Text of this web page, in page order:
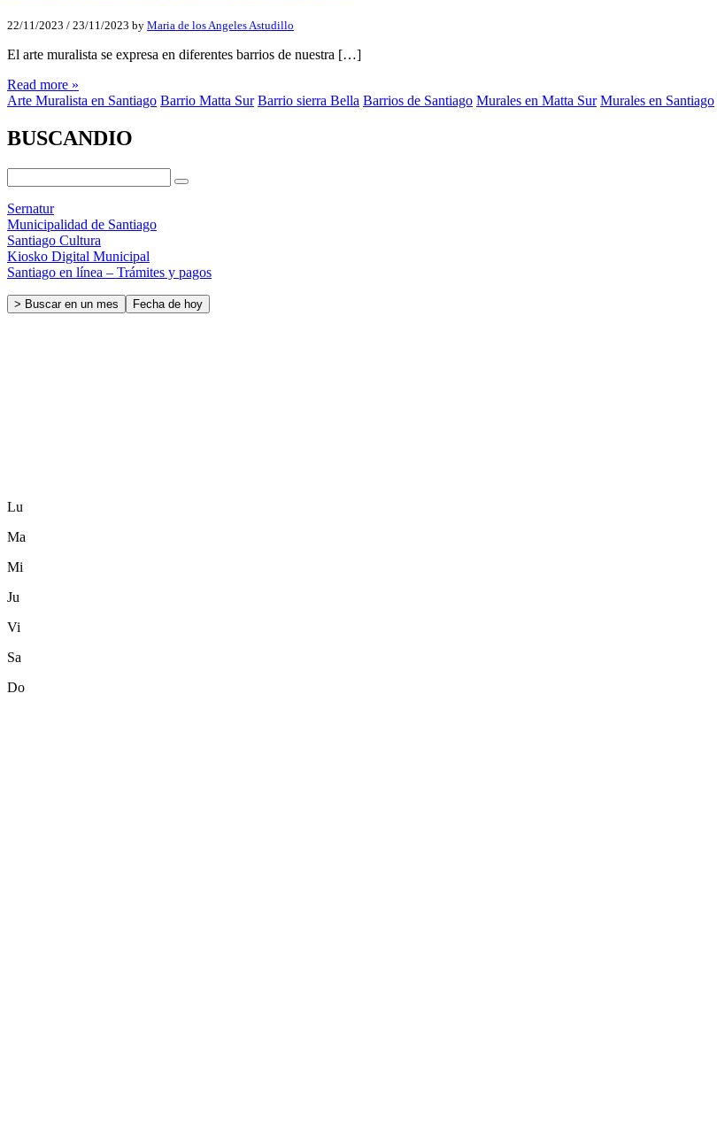
22/11/2023 / 23/11/2023 by Maria de los Angeles Astudillo
El arte muralista se expresa en diferentes barrios de nuestra […]
Read more »
Arte Muralista en Santiago Barrio Matta Sur Barrio sierra Bella Barrios de Santiago Murales en Matta Sur Murales en Santiago
BUSCANDIO
Sernatur
Municipalidad de Santiago
Santiago Cultura
Kiosko Digital Municipal
Santiago en línea – Trámites y pagos
> Buscar en un mes Fecha de hoy
Lu
Ma
Mi
Ju
Vi
Sa
Do